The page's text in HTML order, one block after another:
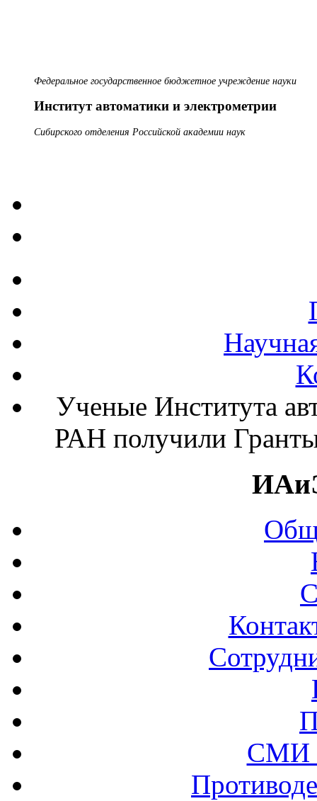
Федеральное государственное бюджетное учреждение науки
Институт автоматики и электрометрии
Сибирского отделения Российской академии наук
Ученые Института
РАН получили
СМИ